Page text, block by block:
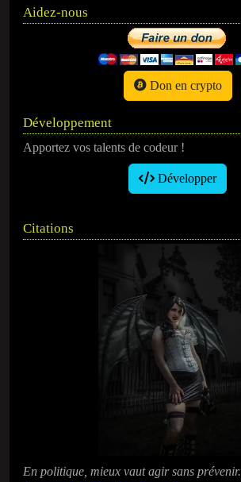
Aidez-nous
Don en crypto
Développement
Apportez vos talents de codeur !
Développer
Citations
En politique, mieux vaut agir sans prévenir.